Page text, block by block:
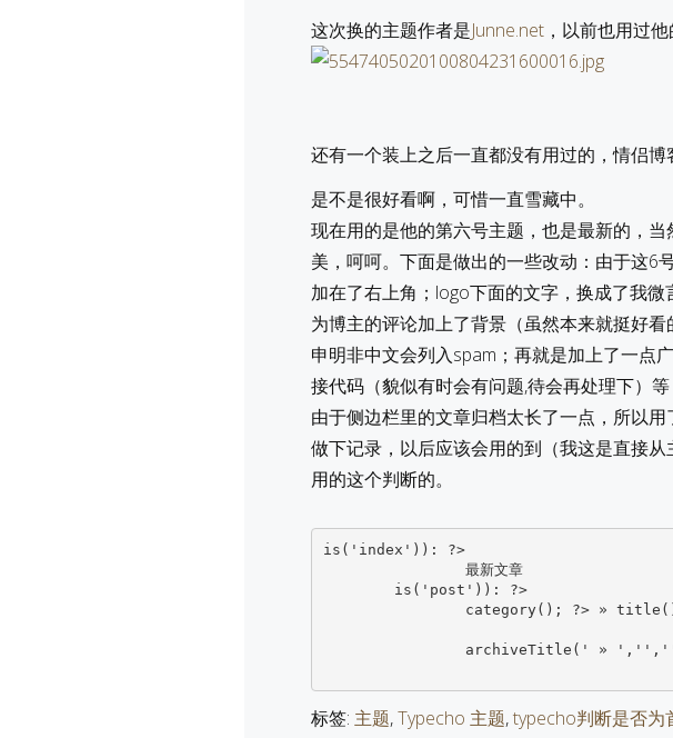
这次换的主题作者是Junne.net ，以前也用过
还有一个装上之后一直都没有用过的，情侣博
是不是很好看啊，可惜一直雪藏中。
现在用的是他的第六号主题，也是最新的，
美，呵呵。下面是做出的一些改动：由于这6
加在了右上角；logo下面的文字，换成了我
为博主的评论加上了背景（虽然本来就挺好
申明非中文会列入spam；再就是加上了一点
接代码（貌似有时会有问题,待会再处理下）
由于侧边栏里的文章归档太长了一点，所以
做下记录，以后应该会用的到（我这是直接
用的这个判断的。
is('index')): ?>
is('post')): ?>
category(); ?> »
archiveTitle(' »
标签: 主题,Typecho 主题,typecho判断是否为